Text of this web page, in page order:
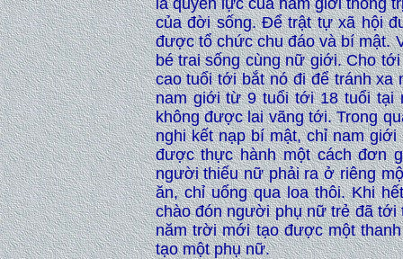
là quyền lực của nam giới thống
của đời sống. Để trật tự xã hội
được tổ chức chu đáo và bí mật.
bé trai sống cùng nữ giới. Cho
cao tuổi tới bắt nó đi để tránh
nam giới từ 9 tuổi tới 18 tuổi tại
không được lai vãng tới. Trong
nghi kết nạp bí mật, chỉ nam
được thực hành một cách đơn
người thiếu nữ phải ra ở riêng
ăn, chỉ uống qua loa thôi. Khi
chào đón người phụ nữ trẻ đã tới
năm trời mới tạo được một
tạo một phụ nữ.